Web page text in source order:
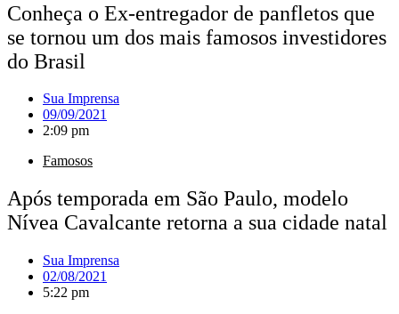
Conheça o Ex-entregador de panfletos que
se tornou um dos mais famosos investidores
do Brasil
Sua Imprensa
09/09/2021
2:09 pm
Famosos
Após temporada em São Paulo, modelo
Nívea Cavalcante retorna a sua cidade natal
Sua Imprensa
02/08/2021
5:22 pm